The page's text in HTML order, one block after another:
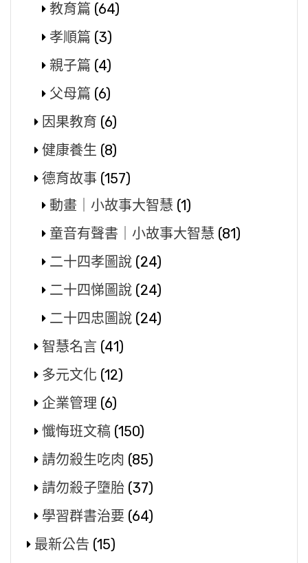
教育篇 (64)
孝順篇 (3)
親子篇 (4)
父母篇 (6)
因果教育 (6)
健康養生 (8)
德育故事 (157)
動畫｜小故事大智慧 (1)
童音有聲書｜小故事大智慧 (81)
二十四孝圖說 (24)
二十四悌圖說 (24)
二十四忠圖說 (24)
智慧名言 (41)
多元文化 (12)
企業管理 (6)
懺悔班文稿 (150)
請勿殺生吃肉 (85)
請勿殺子墮胎 (37)
學習群書治要 (64)
最新公告 (15)